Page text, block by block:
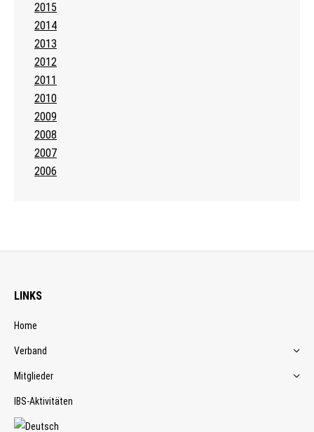
2015
2014
2013
2012
2011
2010
2009
2008
2007
2006
LINKS
Home
Verband
Mitglieder
IBS-Aktivitäten